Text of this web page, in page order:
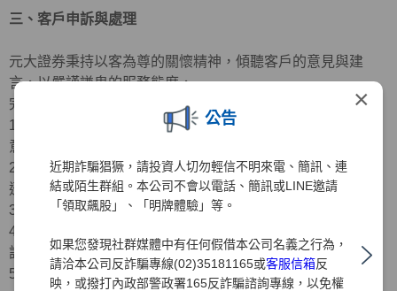
×
公告
近期詐騙猖獗，請投資人切勿輕信不明來電、簡訊、連
結或陌生群組。本公司不會以電話、簡訊或LINE邀請
「領取飆股」、「明牌體驗」等。
如果您發現社群媒體中有任何假借本公司名義之行為，
請洽本公司反詐騙專線(02)35181165或客服信箱反
映，或撥打內政部警政署165反詐騙諮詢專線，以免權
三、客戶申訴與處理
元大證券秉持以客為尊的關懷精神，傾聽客戶的意見與建
言，以嚴謹謙卑的服務態度，
完善客訴處理程序
1.專人服務：重視客戶意見，編制專人耐心傾聽、記錄客戶
意見
2.受理申訴：接獲申訴案件，立即受理並由專人確認問題後
迅速立案
3.案件處理：受理申訴案件之日起，在30日內完成處理
4.回覆結果：將以電話、電子郵件、專函或其他方式回覆申
訴人
5.處理流程：如下圖